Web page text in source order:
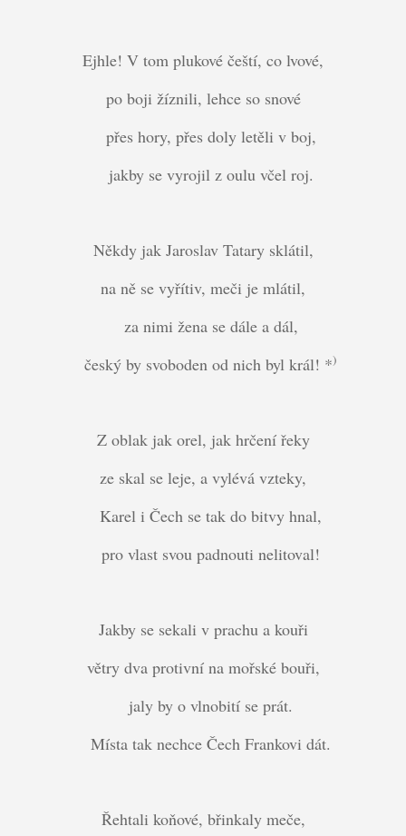
Ejhle! V tom plukové čeští, co lvové,
po boji žíznili, lehce so snové
přes hory, přes doly letěli v boj,
jakby se vyrojil z oulu včel roj.
Někdy jak Jaroslav Tatary sklátil,
na ně se vyřítiv, meči je mlátil,
za nimi žena se dále a dál,
český by svoboden od nich byl král! *)
Z oblak jak orel, jak hrčení řeky
ze skal se leje, a vylévá vzteky,
Karel i Čech se tak do bitvy hnal,
pro vlast svou padnouti nelitoval!
Jakby se sekali v prachu a kouři
větry dva protivní na mořské bouři,
jaly by o vlnobití se prát.
Místa tak nechce Čech Frankovi dát.
Řehtali koňové, břinkaly meče,